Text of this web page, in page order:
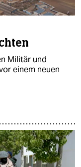
Militär und
einem neuen